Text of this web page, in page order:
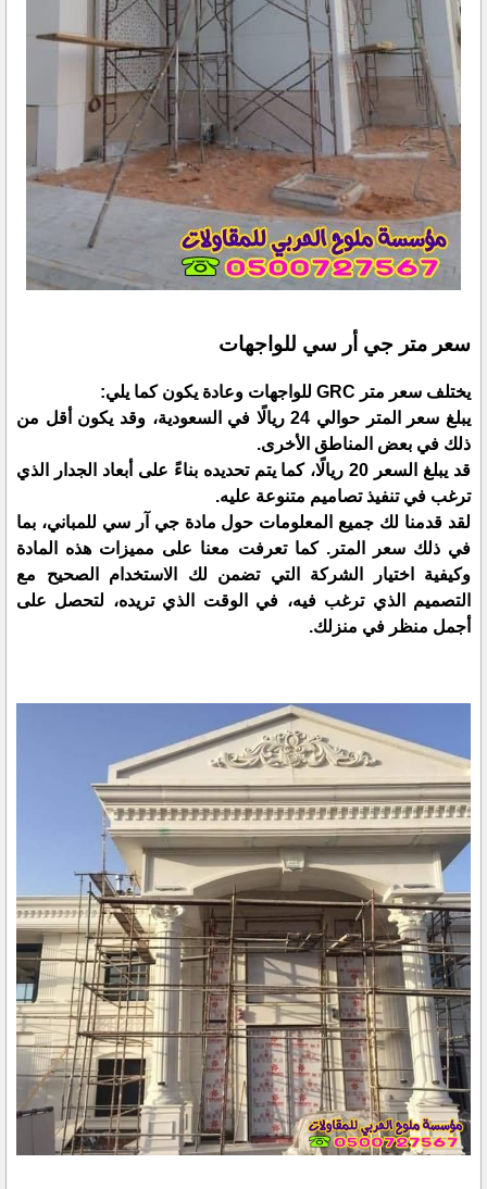
سعر متر جي أر سي للواجهات
يختلف سعر متر GRC للواجهات وعادة يكون كما يلي:
يبلغ سعر المتر حوالي 24 ريالًا في السعودية، وقد يكون أقل من
ذلك في بعض المناطق الأخرى.
قد يبلغ السعر 20 ريالًا، كما يتم تحديده بناءً على أبعاد الجدار الذي
ترغب في تنفيذ تصاميم متنوعة عليه.
لقد قدمنا لك جميع المعلومات حول مادة جي آر سي للمباني، بما
في ذلك سعر المتر. كما تعرفت معنا على مميزات هذه المادة
وكيفية اختيار الشركة التي تضمن لك الاستخدام الصحيح مع
التصميم الذي ترغب فيه، في الوقت الذي تريده، لتحصل على
أجمل منظر في منزلك.